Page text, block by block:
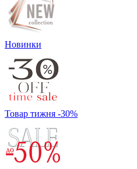
Новинки
Товар тижня -30%